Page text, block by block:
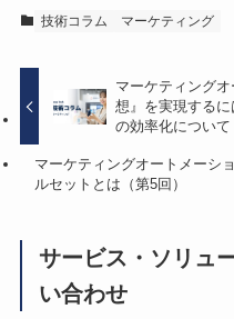
技術コラム マーケティング
マーケティング
想』を実現する
の効率化について
マーケティングオートメーシ
ルセットとは（第5回）
サービス・ソリュ
い合わせ